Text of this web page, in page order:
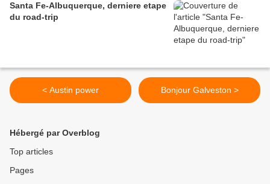
Santa Fe-Albuquerque, derniere etape
du road-trip
< Austin power Bonjour Galveston >
Hébergé par Overblog
Top articles
Pages